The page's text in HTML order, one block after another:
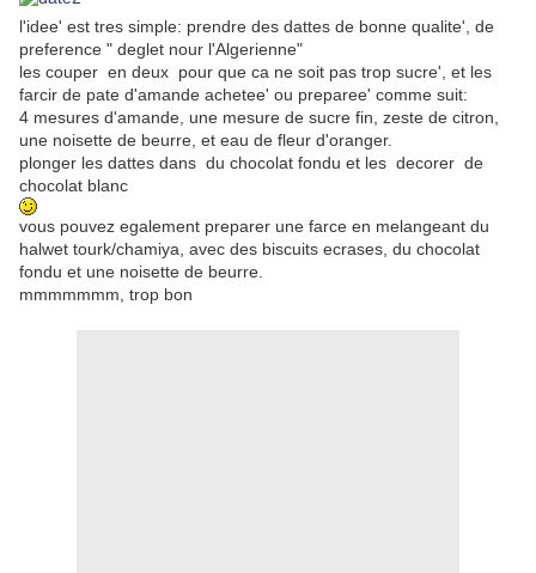
l'idee' est tres simple: prendre des dattes de bonne qualite', de
preference " deglet nour l'Algerienne"
les couper en deux pour que ca ne soit pas trop sucre', et les
farcir de pate d'amande achetee' ou preparee' comme suit:
4 mesures d'amande, une mesure de sucre fin, zeste de citron,
une noisette de beurre, et eau de fleur d'oranger.
plonger les dattes dans du chocolat fondu et les decorer de
chocolat blanc
vous pouvez egalement preparer une farce en melangeant du
halwet tourk/chamiya, avec des biscuits ecrases, du chocolat
fondu et une noisette de beurre.
mmmmmmm, trop bon